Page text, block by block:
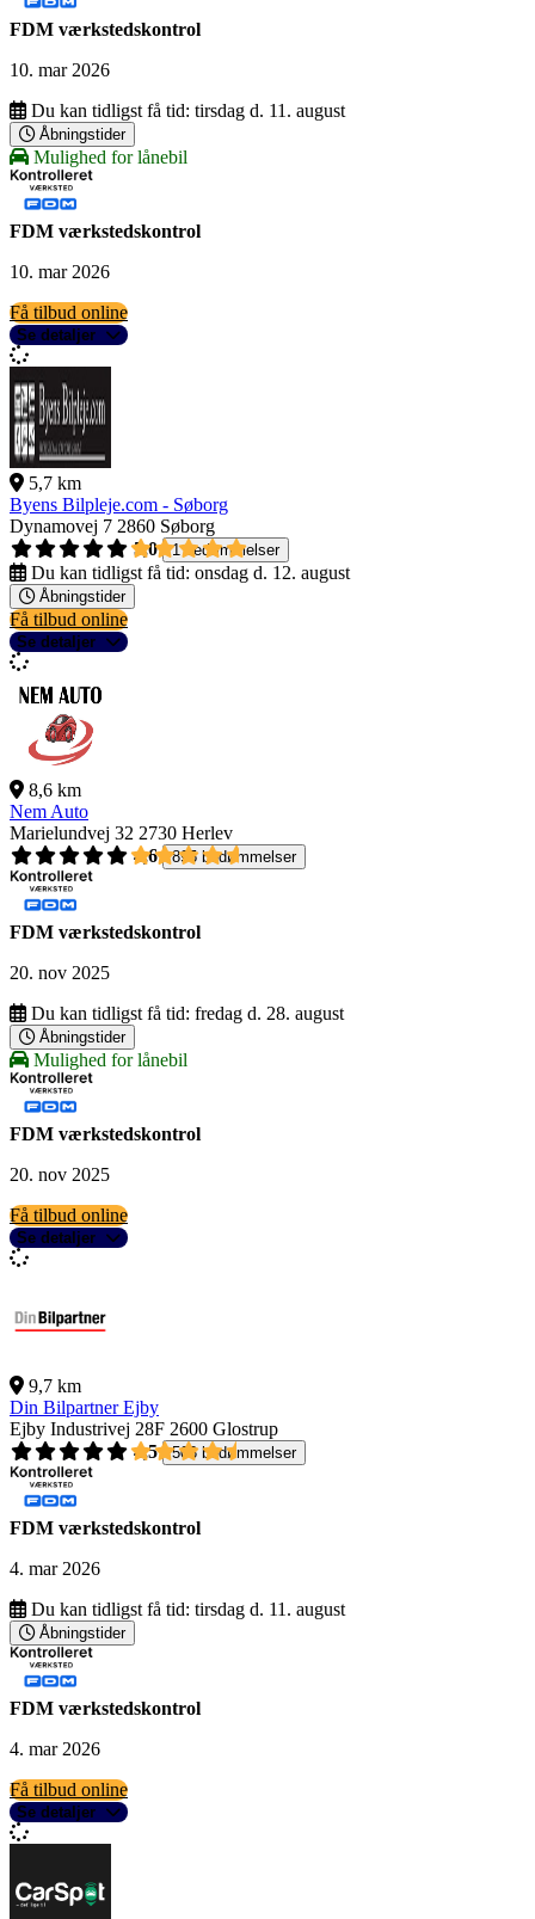
FDM værkstedskontrol
10. mar 2026
Du kan tidligst få tid: tirsdag d. 11. august
Åbningstider
Mulighed for lånebil
FDM værkstedskontrol
10. mar 2026
Få tilbud online
Se detaljer
5,7 km
Byens Bilpleje.com - Søborg
Dynamovej 7 2860 Søborg
5,0
1 bedømmelser
Du kan tidligst få tid: onsdag d. 12. august
Åbningstider
Få tilbud online
Se detaljer
8,6 km
Nem Auto
Marielundvej 32 2730 Herlev
4,6
895 bedømmelser
FDM værkstedskontrol
20. nov 2025
Du kan tidligst få tid: fredag d. 28. august
Åbningstider
Mulighed for lånebil
FDM værkstedskontrol
20. nov 2025
Få tilbud online
Se detaljer
9,7 km
Din Bilpartner Ejby
Ejby Industrivej 28F 2600 Glostrup
4,5
503 bedømmelser
FDM værkstedskontrol
4. mar 2026
Du kan tidligst få tid: tirsdag d. 11. august
Åbningstider
FDM værkstedskontrol
4. mar 2026
Få tilbud online
Se detaljer